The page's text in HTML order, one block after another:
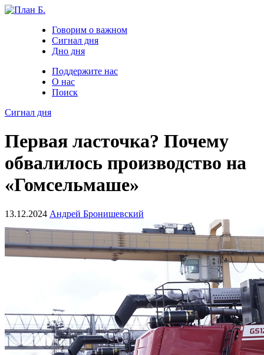
Говорим о важном
Сигнал дня
Дно дня
Поддержите нас
О нас
Поиск
Сигнал дня
Первая ласточка? Почему
обвалилось производство на
«Гомсельмаше»
13.12.2024 Андрей Бронишевский